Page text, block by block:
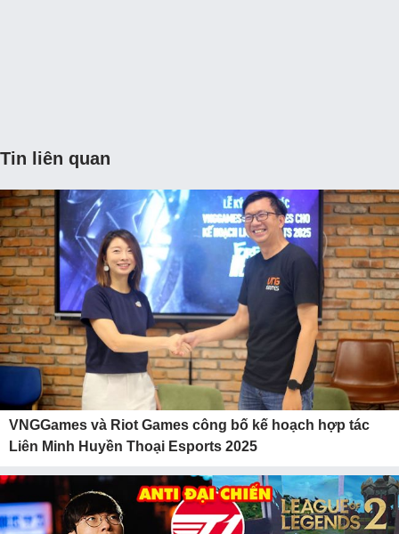
Tin liên quan
VNGGames và Riot Games công bố kế hoạch hợp tác
Liên Minh Huyền Thoại Esports 2025